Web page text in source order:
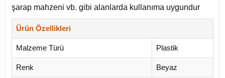
şarap mahzeni vb. gibi alanlarda kullanıma uygundur
Ürün Özellikleri
Malzeme Türü Plastik
Renk Beyaz